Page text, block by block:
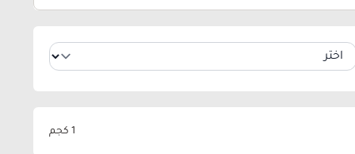
1 كجم